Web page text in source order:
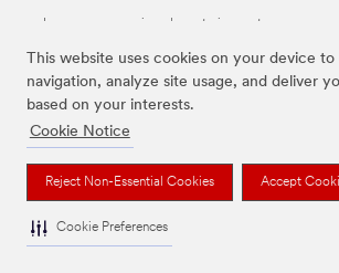
This website uses cookies on your device to
navigation, analyze site usage, and deliver
based on your interests.
Cookie Notice
Reject Non-Essential Cookies Accept
Cookie Preferences
Las marcas mencionadas anteriormente son